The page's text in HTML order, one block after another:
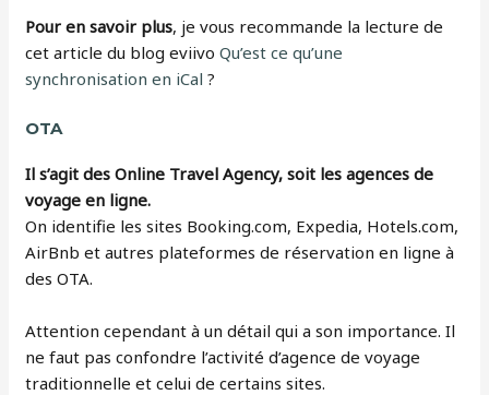
Pour en savoir plus, je vous recommande la lecture de
cet article du blog eviivoQu’est ce qu’une
synchronisation en iCal?
OTA
Il s’agit des Online Travel Agency, soit les agences de
voyage en ligne.
On identifie les sites Booking.com, Expedia, Hotels.com,
AirBnb et autres plateformes de réservation en ligne à
des OTA.
Attention cependant à un détail qui a son importance. Il
ne faut pas confondre l’activité d’agence de voyage
traditionnelle et celui de certains sites.